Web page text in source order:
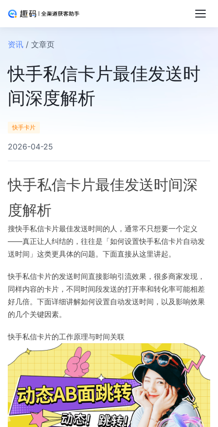
资讯 / 文章页
快手私信卡片最佳发送时
间深度解析
快手卡片
2026-04-25
快手私信卡片最佳发送时间深
度解析
搜快手私信卡片最佳发送时间的人，通常不只想要一个定义
——真正让人纠结的，往往是「如何设置快手私信卡片自动发
送时间」这类更具体的问题。下面直接从这里讲起。
快手私信卡片的发送时间直接影响引流效果，很多商家发现，
同样内容的卡片，不同时间段发送的打开率和转化率可能相差
好几倍。下面详细讲解如何设置自动发送时间，以及影响效果
的几个关键因素。
快手私信卡片的工作原理与时间关联